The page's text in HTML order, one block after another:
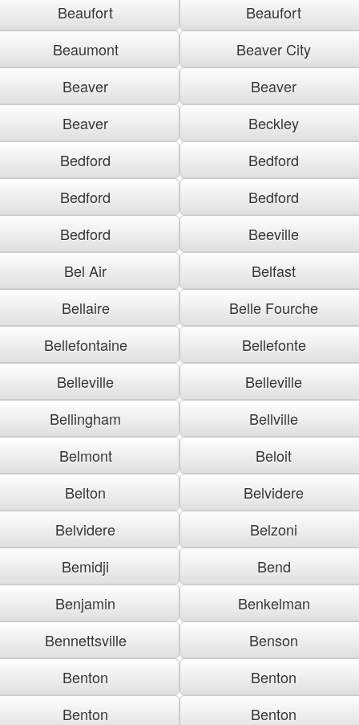
Beaufort
Beaufort
Beaumont
Beaver City
Beaver
Beaver
Beaver
Beckley
Bedford
Bedford
Bedford
Bedford
Bedford
Beeville
Bel Air
Belfast
Bellaire
Belle Fourche
Bellefontaine
Bellefonte
Belleville
Belleville
Bellingham
Bellville
Belmont
Beloit
Belton
Belvidere
Belvidere
Belzoni
Bemidji
Bend
Benjamin
Benkelman
Bennettsville
Benson
Benton
Benton
Benton
Benton